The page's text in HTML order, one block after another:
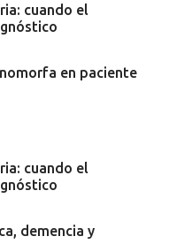
cuando el
en paciente
cuando el
demencia y